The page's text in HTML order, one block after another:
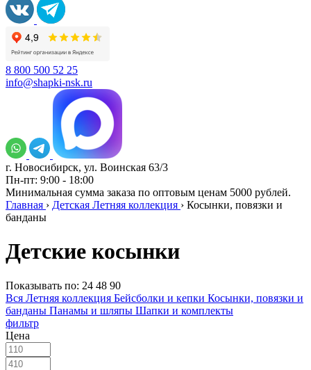
8 800 500 52 25
info@shapki-nsk.ru
г. Новосибирск, ул. Воинская 63/3
Пн-пт: 9:00 - 18:00
Минимальная сумма заказа по оптовым ценам 5000 рублей.
Главная › Детская Летняя коллекция › Косынки, повязки и
банданы
Детские косынки
Показывать по: 24 48 90
Вся Летняя коллекция Бейсболки и кепки Косынки, повязки и
банданы Панамы и шляпы Шапки и комплекты
фильтр
Цена